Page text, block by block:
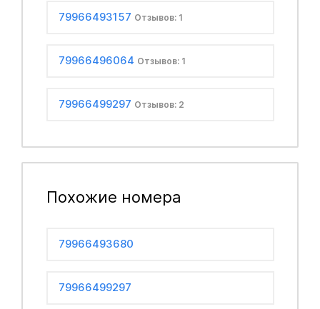
79966493157 Отзывов: 1
79966496064 Отзывов: 1
79966499297 Отзывов: 2
Похожие номера
79966493680
79966499297